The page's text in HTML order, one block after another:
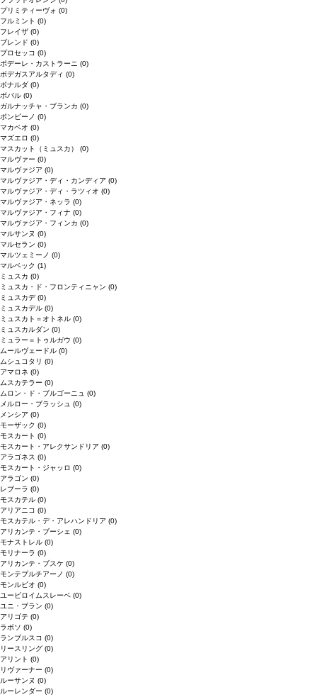
プリミティーヴォ (0)
フルミント (0)
フレイザ (0)
ブレンド (0)
プロセッコ (0)
ポデーレ・カストラーニ (0)
ボデガスアルタディ (0)
ボナルダ (0)
ボバル (0)
ガルナッチャ・ブランカ (0)
ボンビーノ (0)
マカベオ (0)
マズエロ (0)
マスカット（ミュスカ） (0)
マルヴァー (0)
マルヴァジア (0)
マルヴァジア・ディ・カンディア (0)
マルヴァジア・ディ・ラツィオ (0)
マルヴァジア・ネッラ (0)
マルヴァジア・フィナ (0)
マルヴァジア・フィンカ (0)
マルサンヌ (0)
マルセラン (0)
マルツェミーノ (0)
マルベック (1)
ミュスカ (0)
ミュスカ・ド・フロンティニャン (0)
ミュスカデ(0)
ミュスカデル (0)
ミュスカト＝オトネル (0)
ミュスカルダン (0)
ミュラー＝トゥルガウ (0)
ムールヴェードル (0)
ムシュコタリ (0)
アマロネ (0)
ムスカテラー (0)
ムロン・ド・ブルゴーニュ (0)
メルロー・ブラッシュ (0)
メンシア (0)
モーザック (0)
モスカート (0)
モスカート・アレクサンドリア (0)
アラゴネス (0)
モスカート・ジャッロ (0)
アラゴン (0)
レブーラ (0)
モスカテル (0)
アリアニコ (0)
モスカテル・デ・アレハンドリア (0)
アリカンテ・ブーシェ (0)
モナストレル (0)
モリナーラ (0)
アリカンテ・ブスケ (0)
モンテプルチアーノ (0)
モンルビオ (0)
ユービロイムスレーベ (0)
ユニ・ブラン (0)
アリゴテ (0)
ラボソ (0)
ランブルスコ (0)
リースリング (0)
アリント (0)
リヴァーナー (0)
ルーサンヌ (0)
ルーレンダー (0)